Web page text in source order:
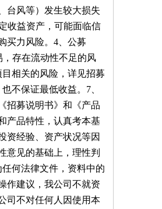
台风等）发生较大损失
收益资产，可能面临信
买力风险。4、公募
存在流动性不足的风
相关的风险，详见招募
不保证最低收益。7、
招募说明书》和《产品
产品特性，认真考本基
资经验、资产状况等因
意见的基础上，理性判
何法律文件，资料中的
作建议，我公司不就资
司不对任何人因使用本